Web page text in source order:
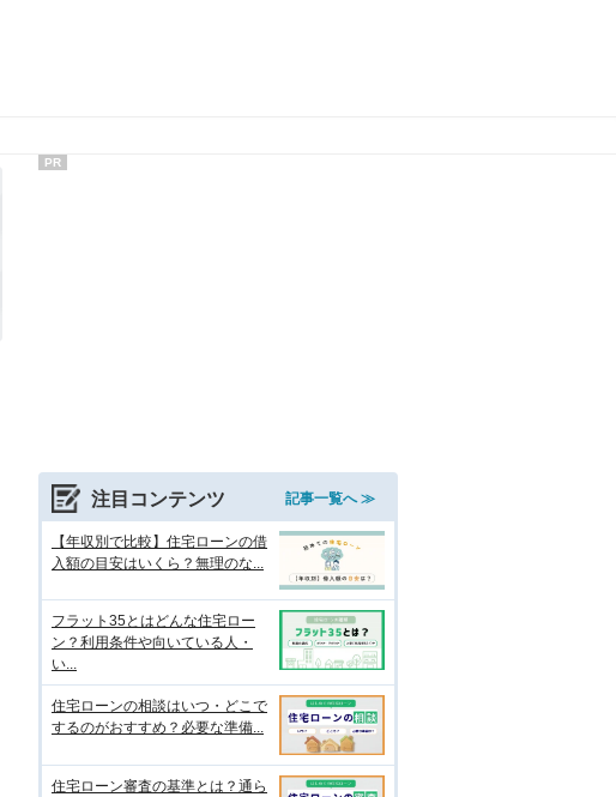
PR
注目コンテンツ 記事一覧へ ≫
【年収別で比較】住宅ローンの借
入額の目安はいくら？無理のな...
フラット35とはどんな住宅ロー
ン？利用条件や向いている人・
い...
住宅ローンの相談はいつ・どこで
するのがおすすめ？必要な準備...
住宅ローン審査の基準とは？通ら